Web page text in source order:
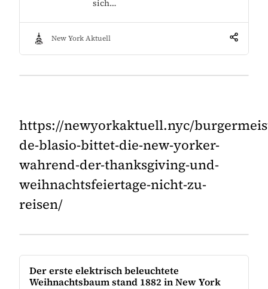
sich…
New York Aktuell
https://newyorkaktuell.nyc/
de-blasio-bittet-die-new-yorker-
wahrend-der-thanksgiving-und-
weihnachtsfeiertage-nicht-zu-
reisen/
Der erste elektrisch beleuchtete
Weihnachtsbaum stand 1882 in New York